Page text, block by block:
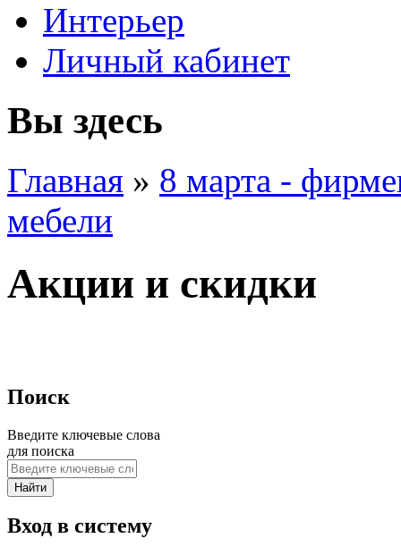
Интерьер
Личный кабинет
Вы здесь
Главная » 8 марта -
мебели
Акции и скидки
Поиск
Введите ключевые слова
для поиска
Вход в систему